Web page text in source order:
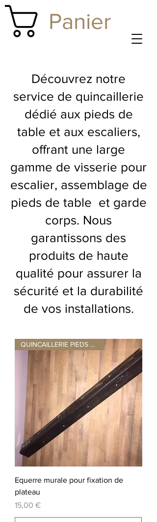
Panier
Découvrez notre
service de quincaillerie
dédié aux pieds de
table et aux escaliers,
offrant une large
gamme de visserie pour
escalier, assemblage de
pieds de table et garde
corps. Nous
garantissons des
produits de haute
qualité pour assurer la
sécurité et la durabilité
de vos installations.
QUINCAILLERIE PIEDS DE TABLE
Equerre murale pour fixation de
plateau
Prix
15,00 €